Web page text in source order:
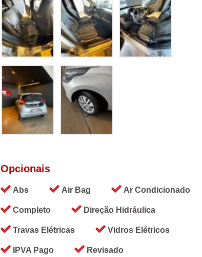
Opcionais
Abs Air Bag Ar Condicionado
Completo Direção Hidráulica
Travas Elétricas Vidros Elétricos
IPVA Pago Revisado